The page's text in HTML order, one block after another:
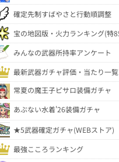
確定先制すばやさと行動順調整
宝の地図版・火力ランキング(特
みんなの武器所持率アンケート
最新武器ガチャ評価・当たり一覧
常夏の魔王子ピサロ装備ガチャ
あぶない水着'26装備ガチャ
★5武器確定ガチャ(WEBストア)
最強こころランキング